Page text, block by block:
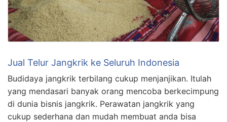
Jual Telur Jangkrik ke Seluruh Indonesia
Budidaya jangkrik terbilang cukup menjanjikan. Itulah
yang mendasari banyak orang mencoba berkecimpung
di dunia bisnis jangkrik. Perawatan jangkrik yang
cukup sederhana dan mudah membuat anda bisa